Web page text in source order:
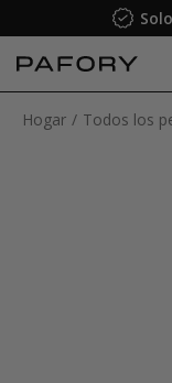
Hogar Todos los